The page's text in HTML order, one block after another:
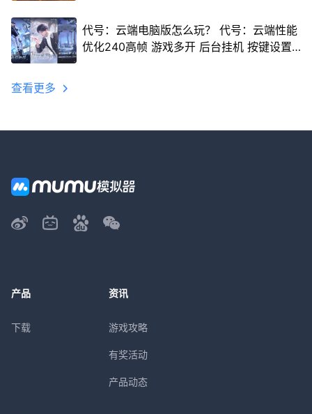
代号：云端电脑版怎么玩？ 代号：云端性能
优化240高帧 游戏多开 后台挂机 按键设置
查看更多
产品
下载
资讯
游戏攻略
有奖活动
产品动态